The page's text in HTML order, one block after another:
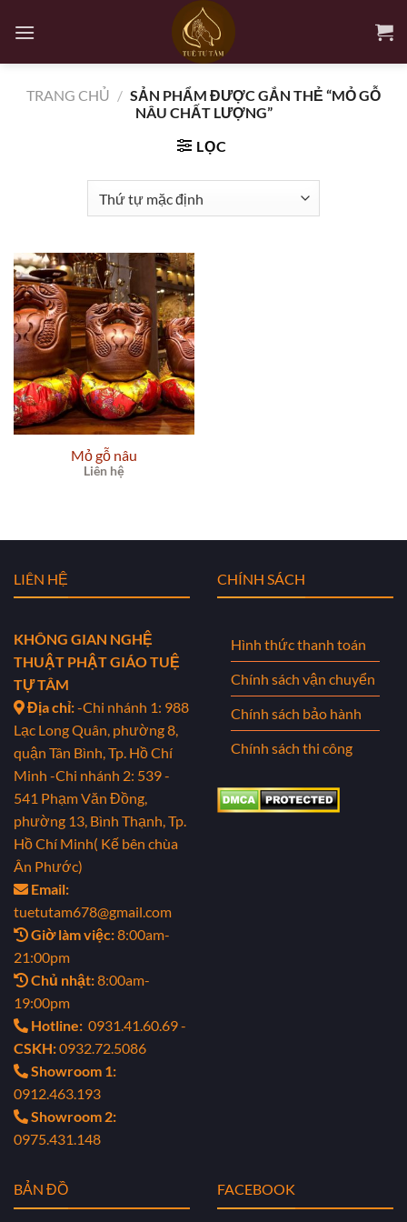
qua
TRANG CHỦ / SẢN PHẨM ĐƯỢC GẮN THẺ “MỎ GỖ
NÂU CHẤT LƯỢNG”
LỌC
Mỏ gỗ nâu
Liên hệ
LIÊN HỆ
KHÔNG GIAN NGHỆ
THUẬT PHẬT GIÁO TUỆ
TỰ TÂM
Địa chỉ:-Chi nhánh 1: 988
Lạc Long Quân, phường 8,
quận Tân Bình, Tp. Hồ Chí
Minh -Chi nhánh 2: 539 -
541 Phạm Văn Đồng,
phường 13, Bình Thạnh, Tp.
Hồ Chí Minh( Kế bên chùa
Ân Phước)
Email:
tuetutam678@gmail.com
Giờ làm việc:8:00am-
21:00pm
Chủ nhật:8:00am-
19:00pm
Hotline: 0931.41.60.69 -
CSKH:0932.72.5086
Showroom 1:
0912.463.193
Showroom 2:
0975.431.148
CHÍNH SÁCH
Hình thức thanh toán
Chính sách vận chuyển
Chính sách bảo hành
Chính sách thi công
BẢN ĐỒ FACEBOOK